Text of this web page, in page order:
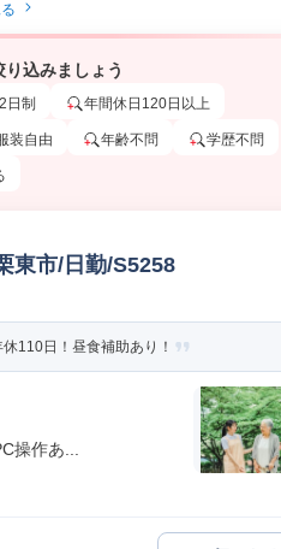
込みましょう
日制 年間休日120日以上
装自由 年齢不問 学歴不問
東市/日勤/S5258
110日！昼食補助あり！
操作あ...